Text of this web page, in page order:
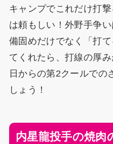
キャンプでこれだけ打
は頼もしい！外野手争
備固めだけでなく「打
てくれたら、打線の厚
日からの第2クールでの
しょう！
内星龍投手の焼肉